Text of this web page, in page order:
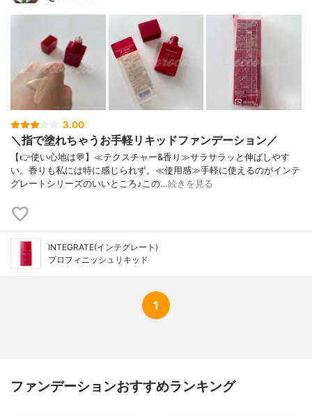
3.00
＼指で塗れちゃうお手軽リキッドファンデーション／
【👉使い心地は💬】≪テクスチャー&香り≫サラサラッと伸ばしやす
い。香りも私には特に感じられず。≪使用感≫手軽に使えるのがインテ
グレートシリーズのいいところ♪この…続きを見る
INTEGRATE(インテグレート)
プロフィニッシュリキッド
1
ファンデーションおすすめランキング